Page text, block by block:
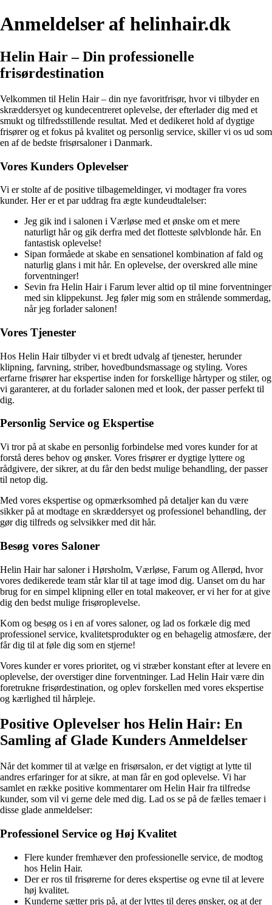
Anmeldelser af helinhair.dk
Helin Hair – Din professionelle
frisørdestination
Velkommen til Helin Hair – din nye favoritfrisør, hvor vi tilbyder en
skræddersyet og kundecentreret oplevelse, der efterlader dig med et
smukt og tilfredsstillende resultat. Med et dedikeret hold af dygtige
frisører og et fokus på kvalitet og personlig service, skiller vi os ud som
en af de bedste frisørsaloner i Danmark.
Vores Kunders Oplevelser
Vi er stolte af de positive tilbagemeldinger, vi modtager fra vores
kunder. Her er et par uddrag fra ægte kundeudtalelser:
Jeg gik ind i salonen i Værløse med et ønske om et mere
naturligt hår og gik derfra med det flotteste sølvblonde hår. En
fantastisk oplevelse!
Sipan formåede at skabe en sensationel kombination af fald og
naturlig glans i mit hår. En oplevelse, der overskred alle mine
forventninger!
Sevin fra Helin Hair i Farum lever altid op til mine forventninger
med sin klippekunst. Jeg føler mig som en strålende sommerdag,
når jeg forlader salonen!
Vores Tjenester
Hos Helin Hair tilbyder vi et bredt udvalg af tjenester, herunder
klipning, farvning, striber, hovedbundsmassage og styling. Vores
erfarne frisører har ekspertise inden for forskellige hårtyper og stiler, og
vi garanterer, at du forlader salonen med et look, der passer perfekt til
dig.
Personlig Service og Ekspertise
Vi tror på at skabe en personlig forbindelse med vores kunder for at
forstå deres behov og ønsker. Vores frisører er dygtige lyttere og
rådgivere, der sikrer, at du får den bedst mulige behandling, der passer
til netop dig.
Med vores ekspertise og opmærksomhed på detaljer kan du være
sikker på at modtage en skræddersyet og professionel behandling, der
gør dig tilfreds og selvsikker med dit hår.
Besøg vores Saloner
Helin Hair har saloner i Hørsholm, Værløse, Farum og Allerød, hvor
vores dedikerede team står klar til at tage imod dig. Uanset om du har
brug for en simpel klipning eller en total makeover, er vi her for at give
dig den bedst mulige frisøroplevelse.
Kom og besøg os i en af vores saloner, og lad os forkæle dig med
professionel service, kvalitetsprodukter og en behagelig atmosfære, der
får dig til at føle dig som en stjerne!
Vores kunder er vores prioritet, og vi stræber konstant efter at levere en
oplevelse, der overstiger dine forventninger. Lad Helin Hair være din
foretrukne frisørdestination, og oplev forskellen med vores ekspertise
og kærlighed til hårpleje.
Positive Oplevelser hos Helin Hair: En
Samling af Glade Kunders Anmeldelser
Når det kommer til at vælge en frisørsalon, er det vigtigt at lytte til
andres erfaringer for at sikre, at man får en god oplevelse. Vi har
samlet en række positive kommentarer om Helin Hair fra tilfredse
kunder, som vil vi gerne dele med dig. Lad os se på de fælles temaer i
disse glade anmeldelser:
Professionel Service og Høj Kvalitet
Flere kunder fremhæver den professionelle service, de modtog
hos Helin Hair.
Der er ros til frisørerne for deres ekspertise og evne til at levere
høj kvalitet.
Kunderne sætter pris på, at der lyttes til deres ønsker, og at der